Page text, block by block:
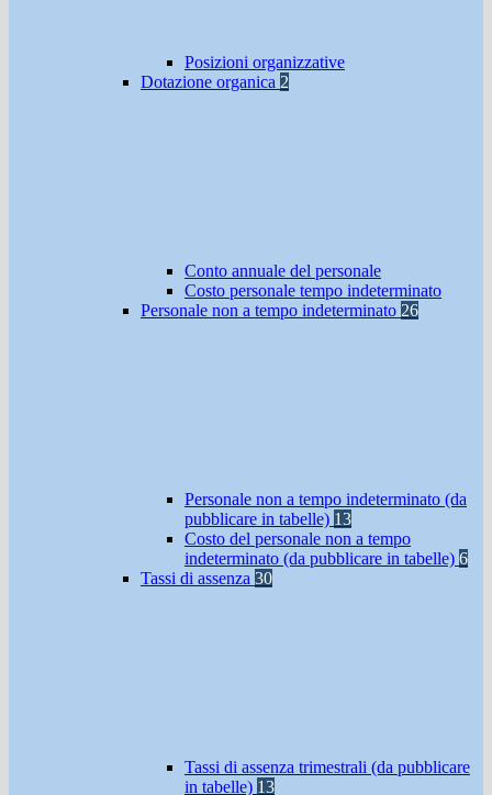
Posizioni organizzative
Dotazione organica 2
Conto annuale del personale
Costo personale tempo indeterminato
Personale non a tempo indeterminato 26
Personale non a tempo indeterminato (da
pubblicare in tabelle) 13
Costo del personale non a tempo
indeterminato (da pubblicare in tabelle) 6
Tassi di assenza 30
Tassi di assenza trimestrali (da pubblicare
in tabelle) 13